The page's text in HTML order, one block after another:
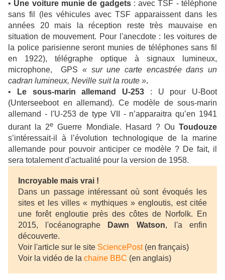
• Une voiture munie de gadgets: avec TSF - téléphone
sans fil (les véhicules avec TSF apparaissent dans les
années 20 mais la réception reste très mauvaise en
situation de mouvement. Pour l'anecdote : les voitures de
la police parisienne seront munies de téléphones sans fil
en 1922), télégraphe optique à signaux lumineux,
microphone, GPS « sur une carte encastrée dans un
cadran lumineux, Neville suit la route ».
•
Le sous-marin allemand U-253 : U pour U-Boot
(Unterseeboot en allemand). Ce modèle de sous-marin
allemand - l'U-253 de type VII - n’apparaitra qu’en 1941
durant la 2e Guerre Mondiale. Hasard ? Ou Toudouze
s’intéressait-il à l’évolution technologique de la marine
allemande pour pouvoir anticiper ce modèle ? De fait, il
sera totalement d'actualité pour la version de 1958.
Incroyable mais vrai !
Dans un passage intéressant où sont évoqués les
sites et les villes « mythiques » engloutis, est citée
une forêt engloutie près des côtes de Norfolk. En
2015, l'océanographe
Dawn Watson, l'a enfin
découverte.
Voir l'article sur le site SciencePost(en français)
Voir la vidéo de la chaine BBC (en anglais)